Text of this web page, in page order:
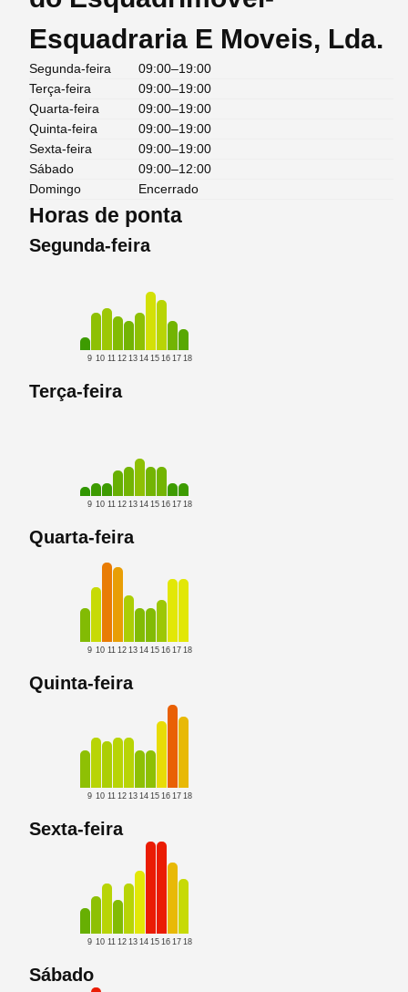
Esquadraria E Moveis, Lda.
Segunda-feira
09:00–19:00
Terça-feira
09:00–19:00
Quarta-feira
09:00–19:00
Quinta-feira
09:00–19:00
Sexta-feira
09:00–19:00
Sábado
09:00–12:00
Domingo
Encerrado
Horas de ponta
Segunda-feira
9 10 11 12 13 14 15 16 17 18
Terça-feira
9 10 11 12 13 14 15 16 17 18
Quarta-feira
9 10 11 12 13 14 15 16 17 18
Quinta-feira
9 10 11 12 13 14 15 16 17 18
Sexta-feira
9 10 11 12 13 14 15 16 17 18
Sábado